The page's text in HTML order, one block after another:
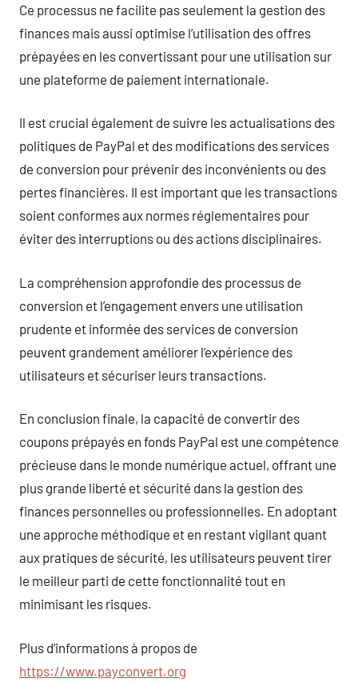
Ce processus ne facilite pas seulement la gestion des
finances mais aussi optimise l’utilisation des offres
prépayées en les convertissant pour une utilisation sur
une plateforme de paiement internationale.
Il est crucial également de suivre les actualisations des
politiques de PayPal et des modifications des services
de conversion pour prévenir des inconvénients ou des
pertes financières. Il est important que les transactions
soient conformes aux normes réglementaires pour
éviter des interruptions ou des actions disciplinaires.
La compréhension approfondie des processus de
conversion et l’engagement envers une utilisation
prudente et informée des services de conversion
peuvent grandement améliorer l’expérience des
utilisateurs et sécuriser leurs transactions.
En conclusion finale, la capacité de convertir des
coupons prépayés en fonds PayPal est une compétence
précieuse dans le monde numérique actuel, offrant une
plus grande liberté et sécurité dans la gestion des
finances personnelles ou professionnelles. En adoptant
une approche méthodique et en restant vigilant quant
aux pratiques de sécurité, les utilisateurs peuvent tirer
le meilleur parti de cette fonctionnalité tout en
minimisant les risques.
Plus d’informations à propos de
https://www.payconvert.org